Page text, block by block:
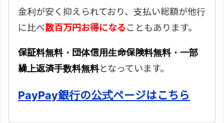
金利が安く抑えられており、支払い総額が他行
に比べ数百万円お得になる こともあります。
保証料無料・団体信用生命保険料無料・一部
繰上返済手数料無料となっています。
PayPay銀行の公式ページはこちら